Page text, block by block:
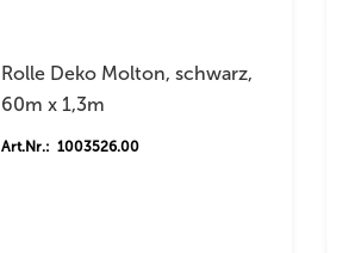
Rolle Deko Molton, schwarz,
60m x 1,3m
Art.Nr.: 1003526.00